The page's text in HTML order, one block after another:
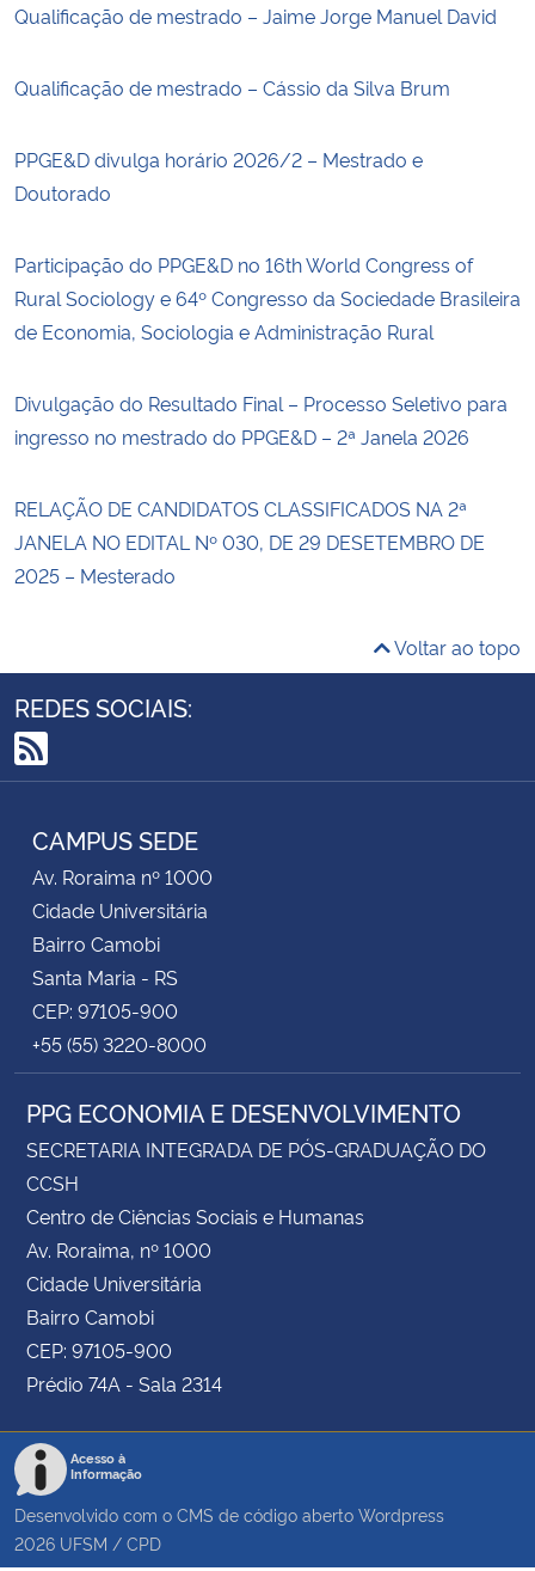
Qualificação de mestrado – Jaime Jorge Manuel David
Qualificação de mestrado – Cássio da Silva Brum
PPGE&D divulga horário 2026/2 – Mestrado e
Doutorado
Participação do PPGE&D no 16th World Congress of
Rural Sociology e 64º Congresso da Sociedade Brasileira
de Economia, Sociologia e Administração Rural
Divulgação do Resultado Final – Processo Seletivo para
ingresso no mestrado do PPGE&D – 2ª Janela 2026
RELAÇÃO DE CANDIDATOS CLASSIFICADOS NA 2ª
JANELA NO EDITAL Nº 030, DE 29 DESETEMBRO DE
2025 – Mesterado
Voltar ao topo
REDES SOCIAIS:
RSS
CAMPUS SEDE
Av. Roraima nº 1000
Cidade Universitária
Bairro Camobi
Santa Maria - RS
CEP: 97105-900
+55 (55) 3220-8000
PPG ECONOMIA E DESENVOLVIMENTO
SECRETARIA INTEGRADA DE PÓS-GRADUAÇÃO DO
CCSH
Centro de Ciências Sociais e Humanas
Av. Roraima, nº 1000
Cidade Universitária
Bairro Camobi
CEP: 97105-900
Prédio 74A - Sala 2314
Acesso à
Informação
Desenvolvido com o CMS de código aberto Wordpress
2026 UFSM / CPD